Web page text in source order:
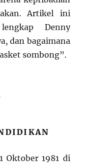
Artikel ini
Denny
dan bagaimana
sombong”.
Oktober 1981 di